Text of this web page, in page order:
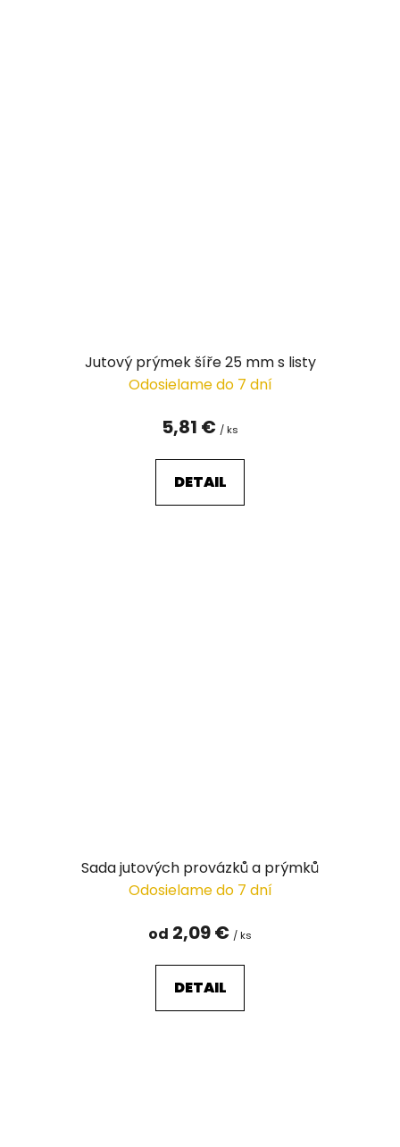
Jutový prýmek šíře 25 mm s listy
Odosielame do 7 dní
5,81 € / ks
DETAIL
Sada jutových provázků a prýmků
Odosielame do 7 dní
od 2,09 € / ks
DETAIL